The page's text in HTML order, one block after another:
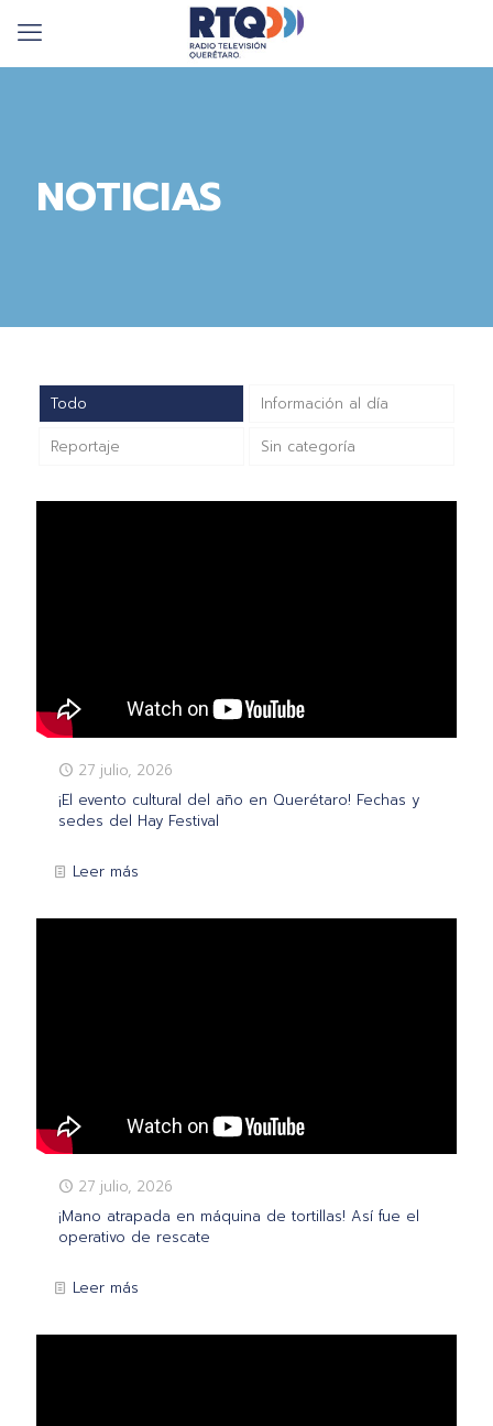
NOTICIAS
Todo Información al día
Reportaje Sin categoría
27 julio, 2026
¡El evento cultural del año en Querétaro! Fechas y
sedes del Hay Festival
Leer más
27 julio, 2026
¡Mano atrapada en máquina de tortillas! Así fue el
operativo de rescate
Leer más